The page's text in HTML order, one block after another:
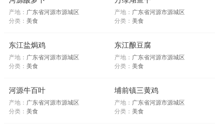
产地： 广东省河源市源城区
分类： 美食
产地： 广东省河源市源城区
分类： 美食
东江盐焗鸡
产地： 广东省河源市源城区
分类： 美食
东江酿豆腐
产地： 广东省河源市源城区
分类： 美食
河源牛百叶
产地： 广东省河源市源城区
分类： 美食
埔前镇三黄鸡
产地： 广东省河源市源城区
分类： 美食